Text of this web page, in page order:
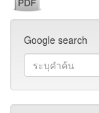
Google search